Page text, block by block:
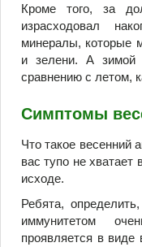
Кроме того, за
израсходовал
минералы, которые
и зелени. А зимой
сравнению с летом,
Симптомы
Что такое весенний
вас тупо не хватает
исходе.
Ребята,
иммунитетом
проявляется в виде